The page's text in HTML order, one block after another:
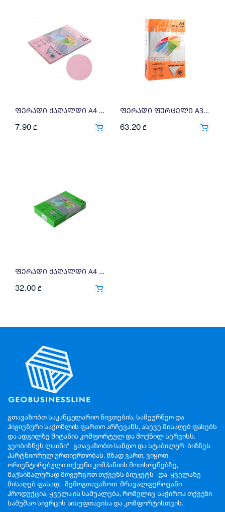
ფერადი ქაღალდი A4 80გრ 100ფ ვარდისფერი
7.90 ₾
ფერადი ფურცელი A3 160გრ 250ფ ნარინჯისფერი
63.20 ₾
ფერადი ქაღალდი A4 160გრ 250ფ მწვანე
32.00 ₾
გთავაზობთ საკანცელარიო ნივთების, სამეურნეო და
ჰიგიენური საქონლის ფართო არჩევანს, ასევე მისაღებ ფასებს
და ადგილზე მიტანის კომფორტულ და მოქნილ სერვისს.
ჯეობიზნეს ლაინი“ გთავაზობთ სანდო და სტაბილურ ბიზნეს
პარტნიორულ ურთიერთობას. მზად ვართ, ვიყოთ
ორიენტირებული თქვენი კომპანიის მოთხოვნებზე,
მაქსიმალურად მოვერგოთ თქვენს ბიუჯეტს და ყველაზე
მისაღებ ფასად, შემოგთავაზოთ მრავალფეროვანი
პროდუქცია, ყველა ის საშუალება, რომელიც საჭიროა თქვენი
სამუშაო სივრცის სისუფთავისა და კომფორტისთვის.